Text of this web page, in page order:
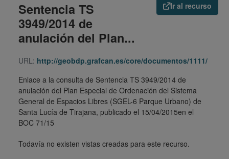
Ir al recurso
Sentencia TS
3949/2014 de
anulación del Plan...
URL: http://geobdp.grafcan.es/core/documentos/1111/
Enlace a la consulta de Sentencia TS 3949/2014 de
anulación del Plan Especial de Ordenación del Sistema
General de Espacios Libres (SGEL-6 Parque Urbano) de
Santa Lucía de Tirajana, publicado el 15/04/2015en el
BOC 71/15
Todavía no existen vistas creadas para este recurso.